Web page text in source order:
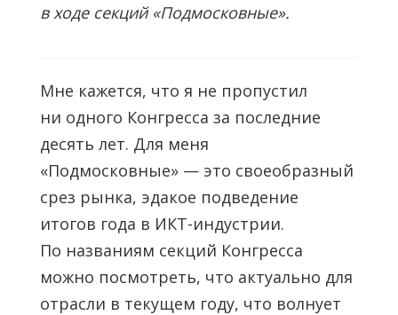
в ходе секций «Подмосковные».
Мне кажется, что я не пропустил
ни одного Конгресса за последние
десять лет. Для меня
«Подмосковные» — это своеобразный
срез рынка, эдакое подведение
итогов года в ИКТ-индустрии.
По названиям секций Конгресса
можно посмотреть, что актуально для
отрасли в текущем году, что волнует